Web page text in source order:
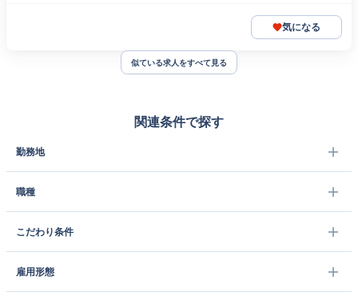
気になる
似ている求人をすべて見る
関連条件で探す
勤務地
職種
こだわり条件
雇用形態